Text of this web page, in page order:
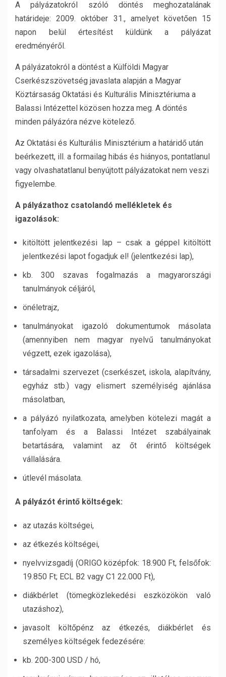
A pályázatokról szóló döntés meghozatalának
határideje: 2009. október 31., amelyet követően 15
napon belül értesítést küldünk a pályázat
eredményéről.
A pályázatokról a döntést a Külföldi Magyar
Cserkészszövetség javaslata alapján a Magyar
Köztársaság Oktatási és Kulturális Minisztériuma a
Balassi Intézettel közösen hozza meg. A döntés
minden pályázóra nézve kötelező.
Az Oktatási és Kulturális Minisztérium a határidő után
beérkezett, ill. a formailag hibás és hiányos, pontatlanul
vagy olvashatatlanul benyújtott pályázatokat nem veszi
figyelembe.
A pályázathoz csatolandó mellékletek és
igazolások:
kitöltött jelentkezési lap – csak a géppel kitöltött
jelentkezési lapot fogadjuk el! (jelentkezési lap),
kb. 300 szavas fogalmazás a magyarországi
tanulmányok céljáról,
önéletrajz,
tanulmányokat igazoló dokumentumok másolata
(amennyiben nem magyar nyelvű tanulmányokat
végzett, ezek igazolása),
társadalmi szervezet (cserkészet, iskola, alapítvány,
egyház stb.) vagy elismert személyiség ajánlása
másolatban,
a pályázó nyilatkozata, amelyben kötelezi magát a
tanfolyam és a Balassi Intézet szabályainak
betartására, valamint az őt érintő költségek
vállalására.
útlevél másolata.
A pályázót érintő költségek:
az utazás költségei,
az étkezés költségei,
nyelvvizsgadíj (ORIGO középfok: 18.900 Ft, felsőfok:
19.850 Ft; ECL B2 vagy C1 22.000 Ft),
diákbérlet (tömegközlekedési eszközökön való
utazáshoz),
javasolt költőpénz az étkezés, diákbérlet és
személyes költségek fedezésére:
kb. 200-300 USD / hó,